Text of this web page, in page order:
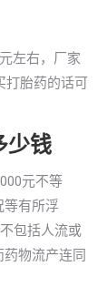
左右，厂家
打胎药的话可
少钱
元不等
等有所浮
包括人流或
物流产连同